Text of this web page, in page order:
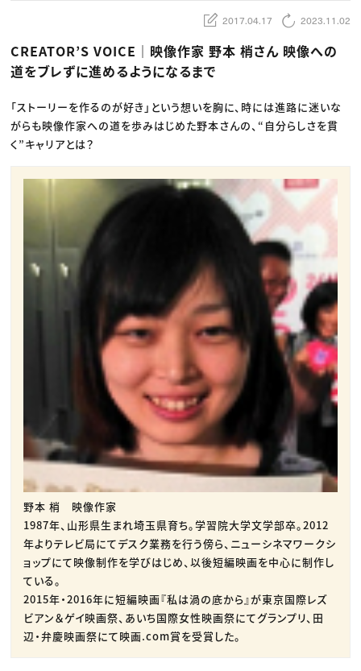
編集・ライティング
マーケティング
ディレクション
業界解説・キャリア事情
TOP Creator’s コラム
Webクリエイター
アプリクリエイター
ゲームクリエイター
映像クリエイター
クリエイターインタビュー
C＆R Magazine
セミナー
ニュース・トレンド トップ
Web
映像
ゲーム・エンタメ
広告
出版
CREATIVE VILLAGEからのお知らせ
プロフェッショナル×つながる×メディア
2017.04.17 2023.11.02
CREATOR’S VOICE｜映像作家 野本 梢さん 映像への
道をブレずに進めるようになるまで
「ストーリーを作るのが好き」という想いを胸に、時には進路に迷いな
がらも映像作家への道を歩みはじめた野本さんの、“自分らしさを貫
く”キャリアとは？
野本 梢 映像作家
1987年、山形県生まれ埼玉県育ち。学習院大学文学部卒。2012
年よりテレビ局にてデスク業務を行う傍ら、ニューシネマワークシ
ョップにて映像制作を学びはじめ、以後短編映画を中心に制作し
ている。
2015年・2016年に短編映画『私は渦の底から』が東京国際レズ
ビアン＆ゲイ映画祭、あいち国際女性映画祭にてグランプリ、田
辺・弁慶映画祭にて映画.com賞を受賞した。